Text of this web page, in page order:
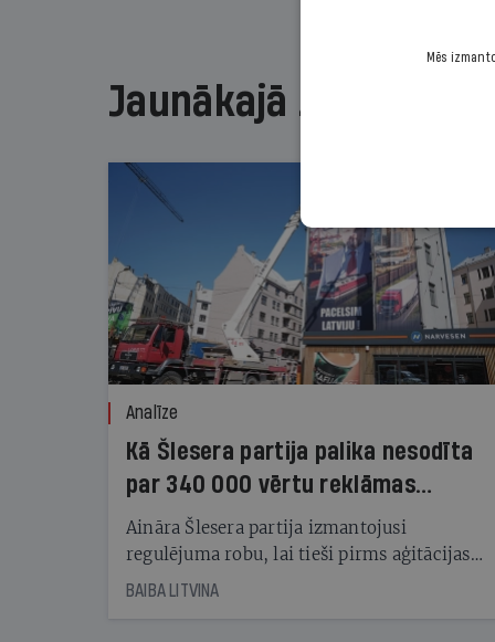
Jaunākajā žurnālā
Analīze
Kā Šlesera partija palika nesodīta
par 340 000 vērtu reklāmas
kampaņu
Aināra Šlesera partija izmantojusi
regulējuma robu, lai tieši pirms aģitācijas
starta izreklamētos par summu, kas
BAIBA LITVINA
Mēs